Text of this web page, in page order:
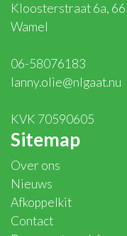
Kloosterstraat 6a,
Wamel
06-58076183
lanny.olie@nlgaat.nu
KVK 70590605
Sitemap
Over ons
Nieuws
Afkoppelkit
Contact